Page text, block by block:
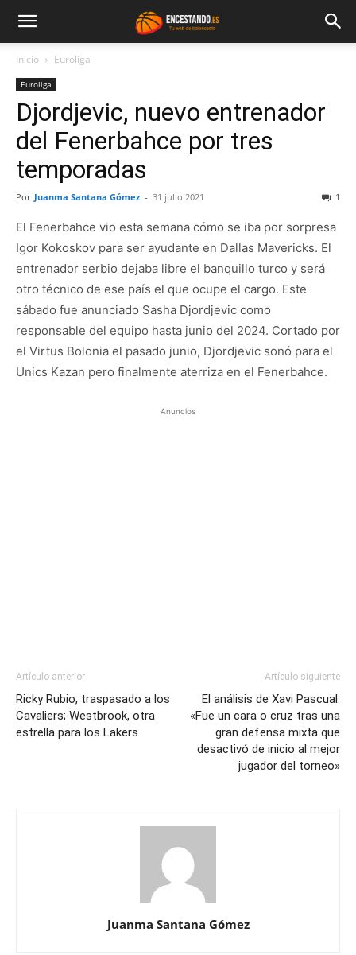
Inicio Euroliga
Euroliga
Djordjevic, nuevo entrenador
del Fenerbahce por tres
temporadas
Por Juanma Santana Gómez - 31 julio 2021 1
El Fenerbahce vio esta semana cómo se iba por sorpresa
Igor Kokoskov para ser ayudante en Dallas Mavericks. El
entrenador serbio dejaba libre el banquillo turco y será
otro técnico de ese país el que ocupe el cargo. Este
sábado fue anunciado Sasha Djordjevic como
responsable del equipo hasta junio del 2024. Cortado por
el Virtus Bolonia el pasado junio, Djordjevic sonó para el
Unics Kazan pero finalmente aterriza en el Fenerbahce.
Anuncios
Artículo anterior
Ricky Rubio, traspasado a los
Cavaliers; Westbrook, otra
estrella para los Lakers
Artículo siguiente
El análisis de Xavi Pascual:
«Fue un cara o cruz tras una
gran defensa mixta que
desactivó de inicio al mejor
jugador del torneo»
Juanma Santana Gómez